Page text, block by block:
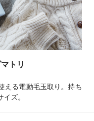
トリ
える電動毛玉取り。持ち
ズ。